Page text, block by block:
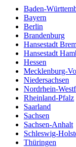
Baden-
Bayern
Berlin
Brandenburg
Hansestadt
Hansestadt
Hessen
Mecklenburg-
Niedersachsen
Nordrhein-
Rheinland-Pfalz
Saarland
Sachsen
Sachsen-Anhalt
Schleswig-
Thüringen